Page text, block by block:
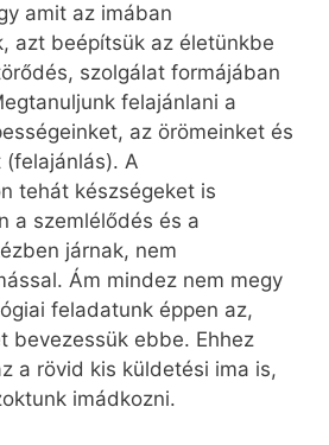
amit az imában
azt beépítsük az életünkbe
szolgálat formájában
felajánlani a
az örömeinket és
(felajánlás). A
tehát készségeket is
a szemlélődés és a
járnak, nem
Ám mindez nem megy
feladatunk éppen az,
bevezessük ebbe. Ehhez
a rövid kis küldetési ima is,
imádkozni.